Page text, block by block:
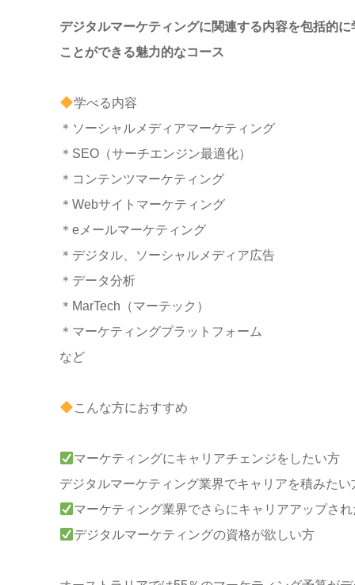
デジタルマーケティングに関連する内容を包括的
ことができる魅力的なコース
学べる内容
＊ソーシャルメディアマーケティング
＊SEO（サーチエンジン最適化）
＊コンテンツマーケティング
＊Webサイトマーケティング
＊eメールマーケティング
＊デジタル、ソーシャルメディア広告
＊データ分析
＊MarTech（マーテック）
＊マーケティングプラットフォーム
など
こんな方におすすめ
マーケティングにキャリアチェンジをしたい方
デジタルマーケティング業界でキャリアを積みたい
マーケティング業界でさらにキャリアアップさ
デジタルマーケティングの資格が欲しい方